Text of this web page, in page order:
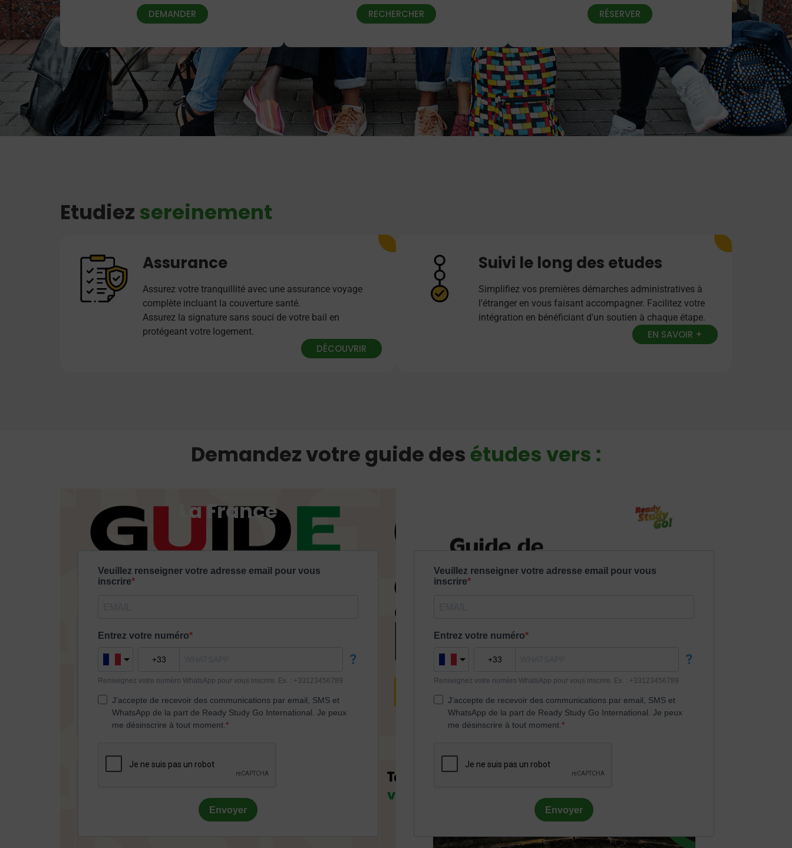
DEMANDER RECHERCHER RÉSERVER
Etudiezsereinement
Assurance
Assurez votre tranquillité avec une assurance voyage
complète incluant la couverture santé.
Assurez la signature sans souci de votre bail en
protégeant votre logement.
DÉCOUVRIR
Suivi le long des etudes
Simplifiez vos premières démarches administratives à
l'étranger en vous faisant accompagner. Facilitez votre
intégration en bénéficiant d'un soutien à chaque étape.
EN SAVOIR +
Demandez votre guide desétudes vers :
La France